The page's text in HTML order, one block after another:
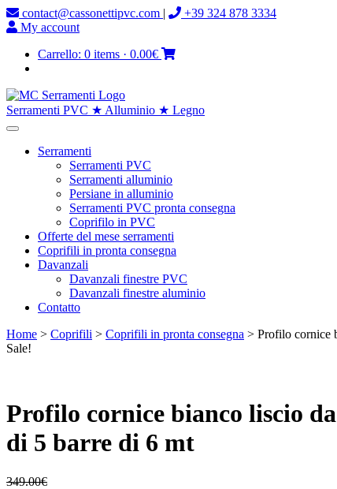
contact@cassonettipvc.com |
+39 324 878 3334
My account
Carrello: 0 items · 0.00€
Serramenti PVC ★ Alluminio ★ Legno
Serramenti
Serramenti PVC
Serramenti alluminio
Persiane in alluminio
Serramenti PVC pronta consegna
Coprifilo in PVC
Offerte del mese serramenti
Coprifili in pronta consegna
Davanzali
Davanzali finestre PVC
Davanzali finestre aluminio
Contatto
Home > Coprifili > Coprifili in pronta consegna > Profilo cornice
Sale!
Profilo cornice bianco liscio
di 5 barre di 6 mt
349.00€